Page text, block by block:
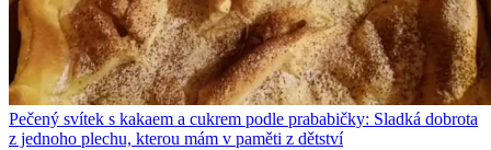
Pečený svítek s kakaem a cukrem podle prababičky: Sladká dobrota
z jednoho plechu, kterou mám v paměti z dětství